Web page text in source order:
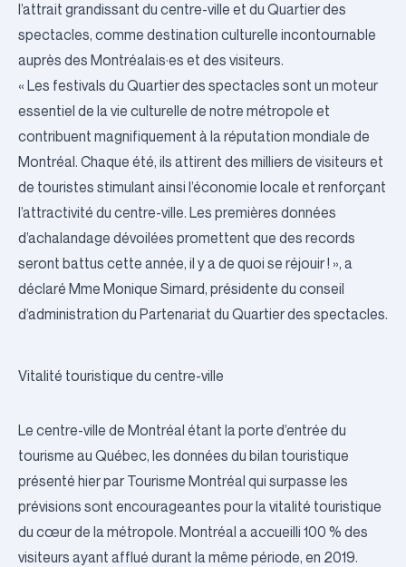
l’attrait grandissant du centre-ville et du Quartier des
spectacles, comme destination culturelle incontournable
auprès des Montréalais·es et des visiteurs.
« Les festivals du Quartier des spectacles sont un moteur
essentiel de la vie culturelle de notre métropole et
contribuent magnifiquement à la réputation mondiale de
Montréal. Chaque été, ils attirent des milliers de visiteurs et
de touristes stimulant ainsi l’économie locale et renforçant
l’attractivité du centre-ville. Les premières données
d’achalandage dévoilées promettent que des records
seront battus cette année, il y a de quoi se réjouir ! », a
déclaré Mme Monique Simard, présidente du conseil
d’administration du Partenariat du Quartier des spectacles.
Vitalité touristique du centre-ville
Le centre-ville de Montréal étant la porte d’entrée du
tourisme au Québec, les données du bilan touristique
présenté hier par Tourisme Montréal qui surpasse les
prévisions sont encourageantes pour la vitalité touristique
du cœur de la métropole. Montréal a accueilli 100 % des
visiteurs ayant afflué durant la même période, en 2019.